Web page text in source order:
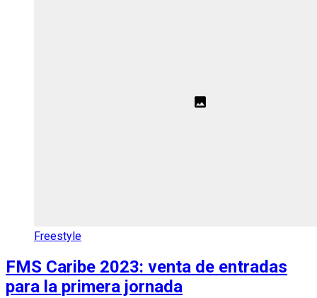
Freestyle
FMS Caribe 2023: venta de entradas
para la primera jornada